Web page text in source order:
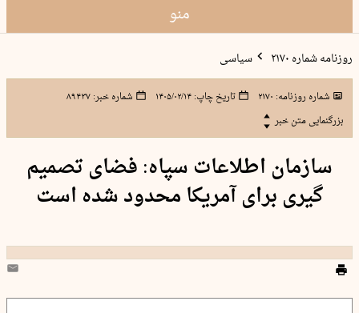
منو
روزنامه شماره ۲۱۷۰ سیاسی
شماره روزنامه: ۲۱۷۰ تاریخ چاپ:۱۴۰۵/۰۲/۱۴ شماره خبر:۸۹۴۳۷
بزرگنمایی متن خبر
سازمان اطلاعات سپاه: فضای تصمیم
گیری برای آمریکا محدود شده است